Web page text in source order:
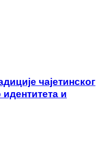
чајетинског
и